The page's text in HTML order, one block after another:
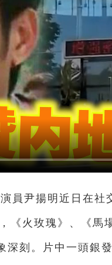
尹揚明近日在社
《火玫瑰》、《馬
深刻。片中一頭銀